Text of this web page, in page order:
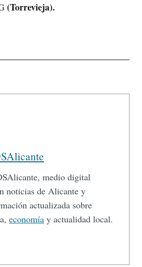
(Torrevieja).
medio digital
noticias de Alicante y
actualizada sobre
economía y actualidad local.